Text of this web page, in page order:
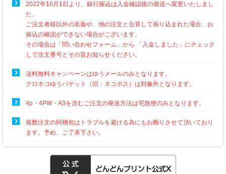
2022年10月1日より、銀行振込は入金確認後の発送へ変更いたしまし
た。
ご注文者様以外の名義や、他の注文と合算して振り込まれた場合、お
振込の確認ができない場合がございます。
その場合は「問い合わせフォーム」から 「入金しました」にチェック
して注文番号とその旨お知らせください。
送料無料キャンペーンはゆうメールのみとなります。
クロネコゆうパケット（旧：ネコポス）は対象外となります。
4p・4PW・A3を含むご注文の発送方法は宅急便のみとなります。
複数注文の同梱包はトラブルを避ける為にもお断りさせて頂いており
ます。予め、ご了承下さい。